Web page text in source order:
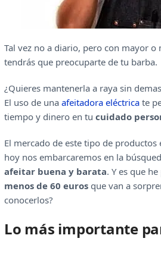
Tal vez no a diario, pero con mayor o
tendrás que preocuparte de tu barba.
¿Quieres mantenerla a raya sin
El uso de una afeitadora eléctrica te
tiempo y dinero en tu cuidado
El mercado de este tipo de
hoy nos embarcaremos en la
afeitar buena y barata. Y es que
menos de 60 euros que van a
conocerlos?
Lo más importante